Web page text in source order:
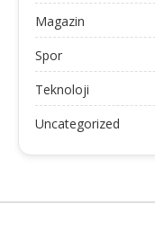
Magazin
Spor
Teknoloji
Uncategorized